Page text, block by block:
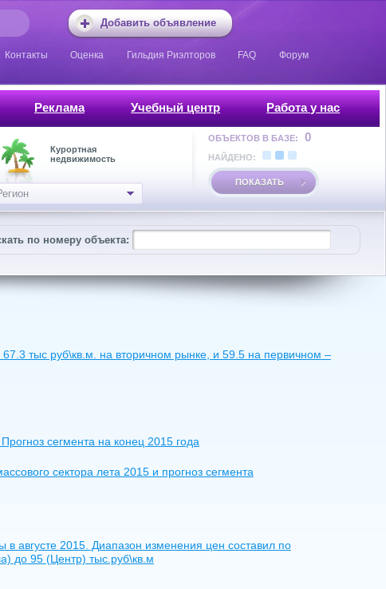
Добавить объявление
Контакты Оценка Гильдия Риэлторов FAQ Форум
Реклама Учебный центр Работа у нас
Курортная
недвижимость
ОБЪЕКТОВ В БАЗЕ: 0
НАЙДЕНО:
ПОКАЗАТЬ
по номеру объекта:
тыс руб\кв.м. на вторичном рынке, и 59.5 на первичном –
сегмента на конец 2015 года
сектора лета 2015 и прогноз сегмента
2015. Диапазон изменения цен составил по
до 95 (Центр) тыс.руб\кв.м